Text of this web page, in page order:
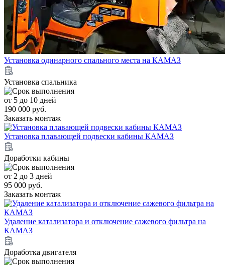
Установка одинарного спального места на КАМАЗ
Установка спальника
от 5 до 10 дней
190 000 руб.
Заказать монтаж
Установка плавающей подвески кабины КАМАЗ
Доработки кабины
от 2 до 3 дней
95 000 руб.
Заказать монтаж
Удаление катализатора и отключение сажевого фильтра на
КАМАЗ
Доработка двигателя